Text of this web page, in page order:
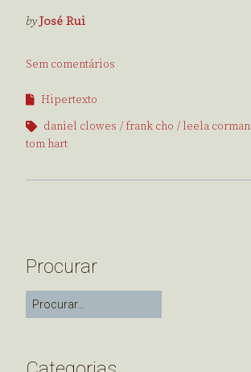
byJosé Rui
Sem comentários
Hipertexto
daniel clowes
frank cho leela corman
tom hart
Procurar